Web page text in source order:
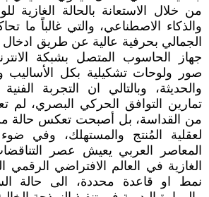
من خلال الاستعانة بالحالة الغازية
والذكاء الاصطناعي، والتي غالباً ما
الجمالي بحرفية عالية عن طريق ادخال
جهاز الحاسوب المتصل بشبكة
صور ولوحات تشكيلية بكل الأساليب
والحديثة، وبالتالي ان التجربة
تمارين التوافق الحركي البصري، لم
من القداسة، بل أصبحت تعكس حالة
لعقلية المُنتج والمستهلك، وفي
المعاصر العربي يعيش عصر
الغازية في العالم الافتراضي الرقمي
نمط او قاعدة محددة، الى حالة